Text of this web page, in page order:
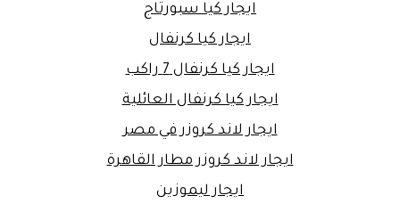
ايجار كيا سبورتاج
ايجار كيا كرنفال
ايجار كيا كرنفال 7 راكب
ايجار كيا كرنفال العائلية
ايجار لاند كروزر في مصر
ايجار لاند كروزر مطار القاهرة
ايجار ليموزين